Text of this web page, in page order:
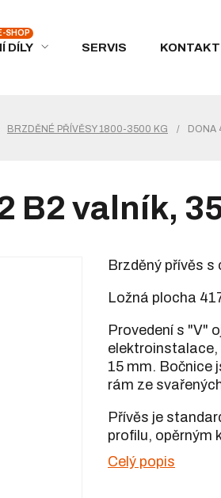
DÍLY SERVIS KONTAKT
BRZDĚNÉ PŘÍVĚSY 1800-3500 KG / DONA
B2 valník,
Brzděný přívěs
Ložná plocha
Provedení s "V"
elektroinstalace,
15 mm. Bočnice
rám ze
Přívěs je
profilu, opěrným
Celý popis